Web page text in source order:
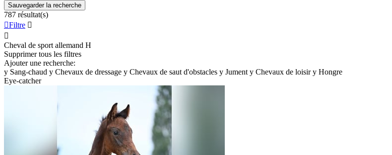
Sauvegarder la recherche
787 résultat(s)
Filtre 

Cheval de sport allemand H
Supprimer tous les filtres
Ajouter une recherche:
y Sang-chaud y Chevaux de dressage y Chevaux de saut d'obstacles y Jument y Chevaux de loisir y Hongre
Eye-catcher